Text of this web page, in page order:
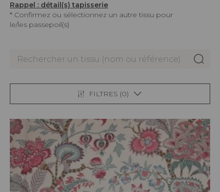
Rappel : détail(s) tapisserie
* Confirmez ou sélectionnez un autre tissu pour
le/les passepoil(s)
FILTRES (0)